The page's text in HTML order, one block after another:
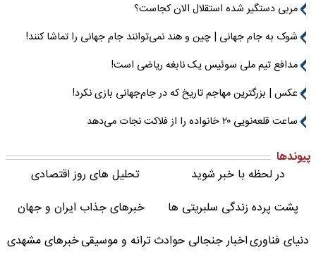
مربی دستگیر شده استقلال الان کجاست؟
شوک به جام جهانی | چین و هند نمی‌توانند جام جهانی را تماشا کنند!
مدافع تیم ملی سوئیس یک نابغه ریاضی است!
عکس | بزرگترین مهاجم تاریخ که در جام‌جهانی بازی نکرد!
ساعت قلعه‌نویی ۲۰ خانواده را از فلاکت نجات می‌دهد
پیوندها
در لحظه با خبر شوید
تحلیل های روز اقتصادی
پشت پرده زندگی سلبریتی ها
خبرهای جذاب ایران و جهان
دنیای فناوریاخبار جنجالی حوادثترانه و موسیقیخبرهای مشهدی